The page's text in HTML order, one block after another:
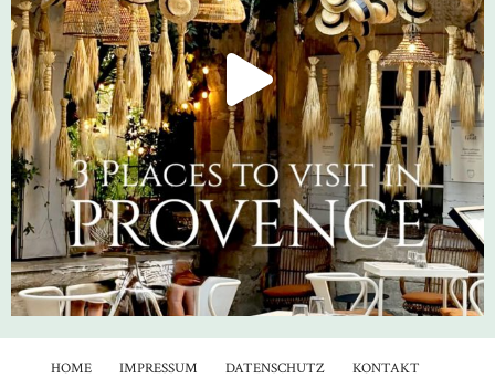
HOME IMPRESSUM DATENSCHUTZ KONTAKT